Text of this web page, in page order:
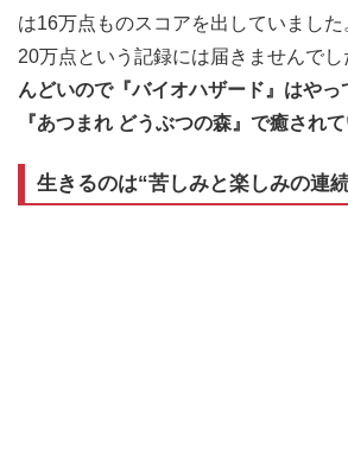
は16万点ものスコアを出していまし
20万点という記録には届きませんでし
んどいので『バイオハザード』はや
『あつまれ どうぶつの森』で癒され
生きるのは“苦しみと楽しみの連